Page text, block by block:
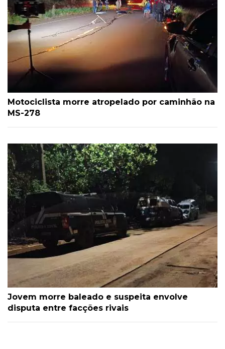
Motociclista morre atropelado por caminhão na
MS-278
Jovem morre baleado e suspeita envolve
disputa entre facções rivais